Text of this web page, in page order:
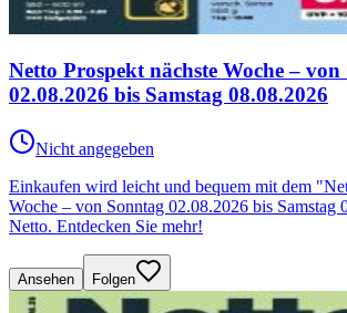
Netto Prospekt nächste Woche –
02.08.2026 bis Samstag 08.08.2026
Nicht angegeben
Einkaufen wird leicht und bequem mit dem
Woche – von Sonntag 02.08.2026 bis Samstag
Netto. Entdecken Sie mehr!
Ansehen Folgen